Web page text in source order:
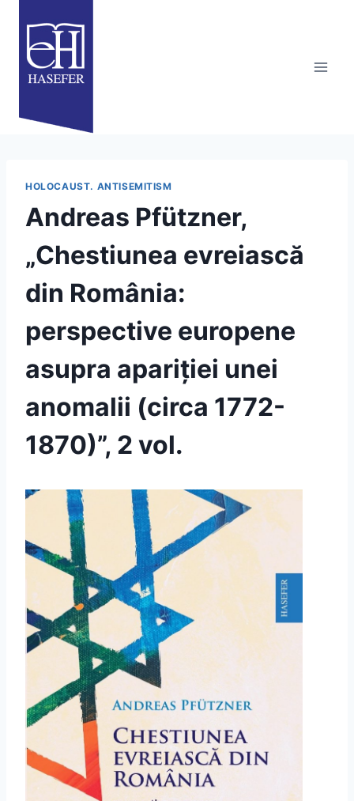
content
HOLOCAUST. ANTISEMITISM
Andreas Pfützner,
„Chestiunea evreiască
din România:
perspective europene
asupra apariției unei
anomalii (circa 1772-
1870)”, 2 vol.